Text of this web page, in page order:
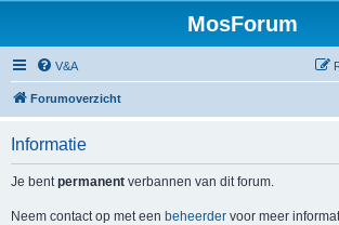
MosForum
V&A
Forumoverzicht
Informatie
Je bentpermanent verbannen van dit forum.
Neem contact op met een beheerder voor meer